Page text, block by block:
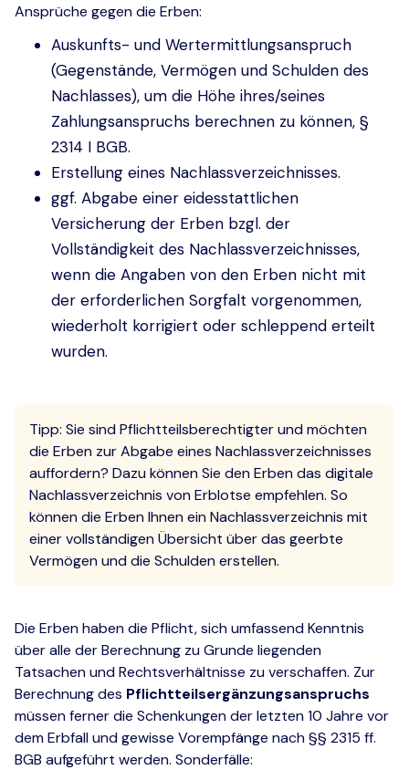
Ansprüche gegen die Erben:
Auskunfts- und Wertermittlungsanspruch
(Gegenstände, Vermögen und Schulden des
Nachlasses), um die Höhe ihres/seines
Zahlungsanspruchs berechnen zu können, §
2314 I BGB.
Erstellung eines Nachlassverzeichnisses.
ggf. Abgabe einer eidesstattlichen
Versicherung der Erben bzgl. der
Vollständigkeit des Nachlassverzeichnisses,
wenn die Angaben von den Erben nicht mit
der erforderlichen Sorgfalt vorgenommen,
wiederholt korrigiert oder schleppend erteilt
wurden.
Tipp: Sie sind Pflichtteilsberechtigter und möchten
die Erben zur Abgabe eines Nachlassverzeichnisses
auffordern? Dazu können Sie den Erben das digitale
Nachlassverzeichnis von Erblotse empfehlen. So
können die Erben Ihnen ein Nachlassverzeichnis mit
einer vollständigen Übersicht über das geerbte
Vermögen und die Schulden erstellen.
Die Erben haben die Pflicht, sich umfassend Kenntnis
über alle der Berechnung zu Grunde liegenden
Tatsachen und Rechtsverhältnisse zu verschaffen. Zur
Berechnung des Pflichtteilsergänzungsanspruchs
müssen ferner die Schenkungen der letzten 10 Jahre vor
dem Erbfall und gewisse Vorempfänge nach §§ 2315 ff.
BGB aufgeführt werden. Sonderfälle: